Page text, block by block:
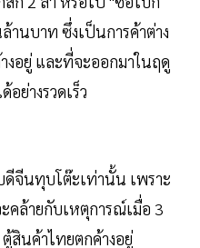
นบาท ซึ่งเป็นการค้าต่าง
อยู่ และที่จะออกมาในฤดู
ย่างรวดเร็ว
จีนทุบโต๊ะเท่านั้น เพราะ
คล้ายกับเหตุการณ์เมื่อ 3
สินค้าไทยตกค้างอยู่